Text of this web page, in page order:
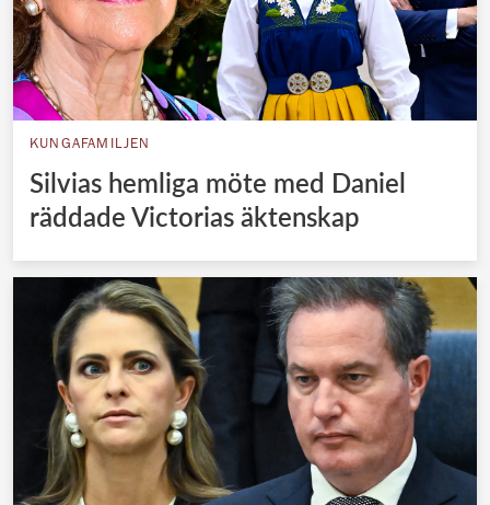
KUNGAFAMILJEN
Silvias hemliga möte med Daniel
räddade Victorias äktenskap